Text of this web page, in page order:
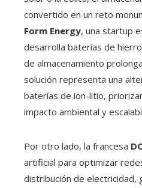
convertido en un reto
Form Energy, una startup
desarrolla baterías de
de almacenamiento
solución representa una
baterías de ion-litio,
impacto ambiental y
Por otro lado, la francesa
artificial para optimizar
distribución de electricidad,